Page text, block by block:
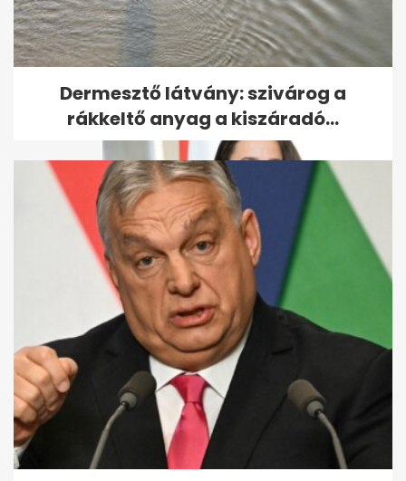
Orbán Viktor a bicepszét
mutogatta Németh Kristóffal
Tüntetők találkoztak össze
Novák Katalinnal a szegedi...
Dermesztő látvány: szivárog a
rákkeltő anyag a kiszáradó...